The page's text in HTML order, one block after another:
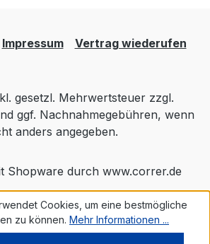
Impressum Vertrag wiederufen
gesetzl. Mehrwertsteuer zzgl.
ggf. Nachnahmegebühren, wenn
anders angegeben.
Shopware durch www.correr.de
Cookies, um eine bestmögliche
zu können. Mehr Informationen ...